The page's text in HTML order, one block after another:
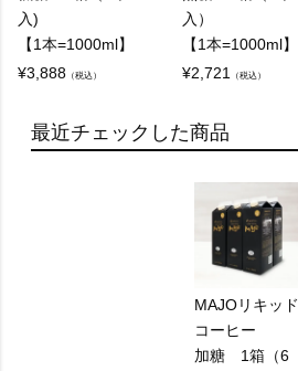
入)
【1本=1000ml】
¥3,888 （税込）
入）
【1本=1000ml】
¥2,721 （税込）
最近チェックした商品
MAJOリキッド
コーヒー
加糖 1箱（6